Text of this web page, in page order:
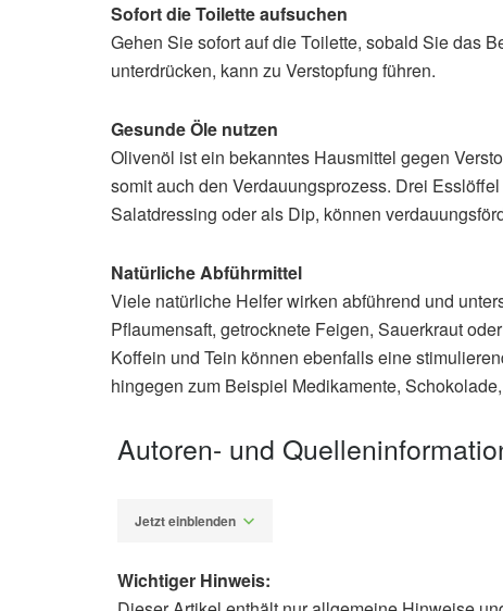
Sofort die Toilette aufsuchen
Gehen Sie sofort auf die Toilette, sobald Sie das
unterdrücken, kann zu Verstopfung führen.
Gesunde Öle nutzen
Olivenöl ist ein bekanntes Hausmittel gegen
somit auch den Verdauungsprozess. Drei
Salatdressing oder als Dip, können
Natürliche Abführmittel
Viele natürliche Helfer wirken abführend und
Pflaumensaft, getrocknete Feigen, Sauerkraut
Koffein und Tein können ebenfalls eine
hingegen zum Beispiel Medikamente,
Autoren- und
Jetzt einblenden
Wichtiger Hinweis: